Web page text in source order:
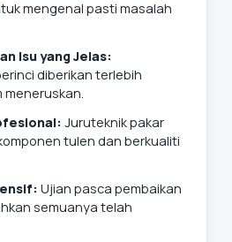
mengenal pasti masalah
Isu yang Jelas:
diberikan terlebih
meneruskan.
Juruteknik pakar
tulen dan berkualiti
Ujian pasca pembaikan
semuanya telah